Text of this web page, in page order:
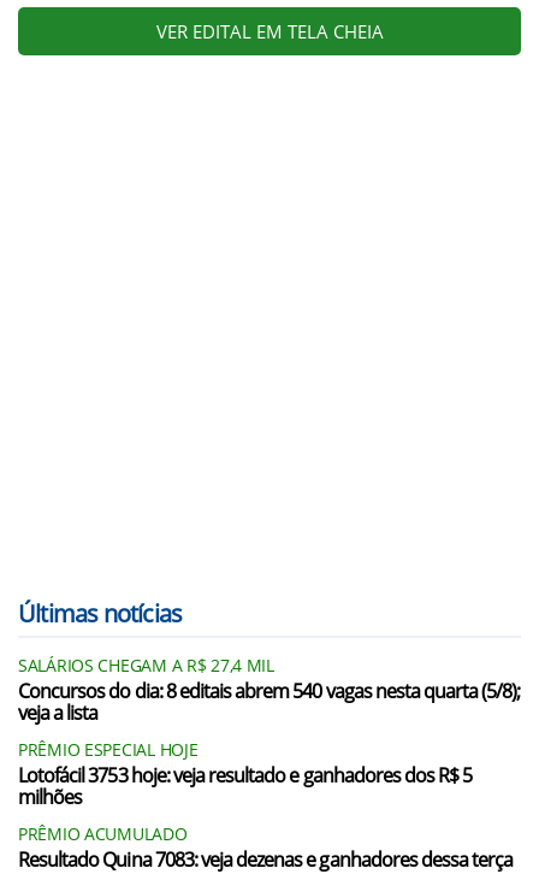
VER EDITAL EM TELA CHEIA
Últimas notícias
SALÁRIOS CHEGAM A R$ 27,4 MIL
Concursos do dia: 8 editais abrem 540 vagas nesta quarta (5/8);
veja a lista
PRÊMIO ESPECIAL HOJE
Lotofácil 3753 hoje: veja resultado e ganhadores dos R$ 5
milhões
PRÊMIO ACUMULADO
Resultado Quina 7083: veja dezenas e ganhadores dessa terça